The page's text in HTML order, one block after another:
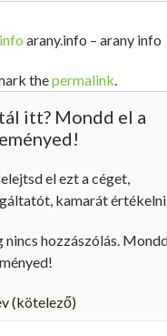
arany.info – arany info
thepermalink.
itt? Mondd el a
el ezt a céget,
kamarát
nincs hozzászólás.
(kötelező)